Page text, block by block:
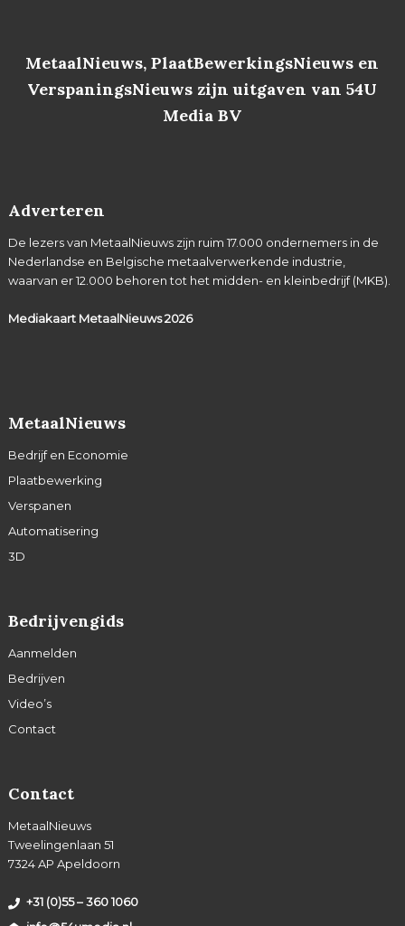
MetaalNieuws, PlaatBewerkingsNieuws en
VerspaningsNieuws zijn uitgaven van 54U
Media BV
Adverteren
De lezers van MetaalNieuws zijn ruim 17.000 ondernemers in de
Nederlandse en Belgische metaalverwerkende industrie,
waarvan er 12.000 behoren tot het midden- en kleinbedrijf (MKB).
Mediakaart MetaalNieuws2026
MetaalNieuws
Bedrijf en Economie
Plaatbewerking
Verspanen
Automatisering
3D
Bedrijvengids
Aanmelden
Bedrijven
Video’s
Contact
Contact
MetaalNieuws
Tweelingenlaan 51
7324 AP Apeldoorn
+31 (0)55 – 360 1060